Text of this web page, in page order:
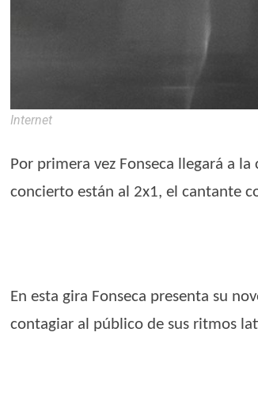
Internet
Por primera vez Fonseca llegará a
concierto están al 2x1, el cantante
En esta gira Fonseca presenta su
contagiar al público de sus ritmos